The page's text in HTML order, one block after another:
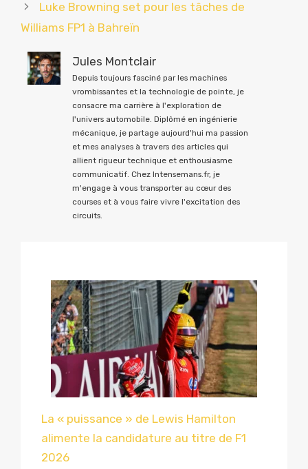
Luke Browning set pour les tâches de
Williams FP1 à Bahreïn
Jules Montclair
Depuis toujours fasciné par les machines
vrombissantes et la technologie de pointe, je
consacre ma carrière à l'exploration de
l'univers automobile. Diplômé en ingénierie
mécanique, je partage aujourd'hui ma passion
et mes analyses à travers des articles qui
allient rigueur technique et enthousiasme
communicatif. Chez Intensemans.fr, je
m'engage à vous transporter au cœur des
courses et à vous faire vivre l'excitation des
circuits.
La « puissance » de Lewis Hamilton
alimente la candidature au titre de F1
2026